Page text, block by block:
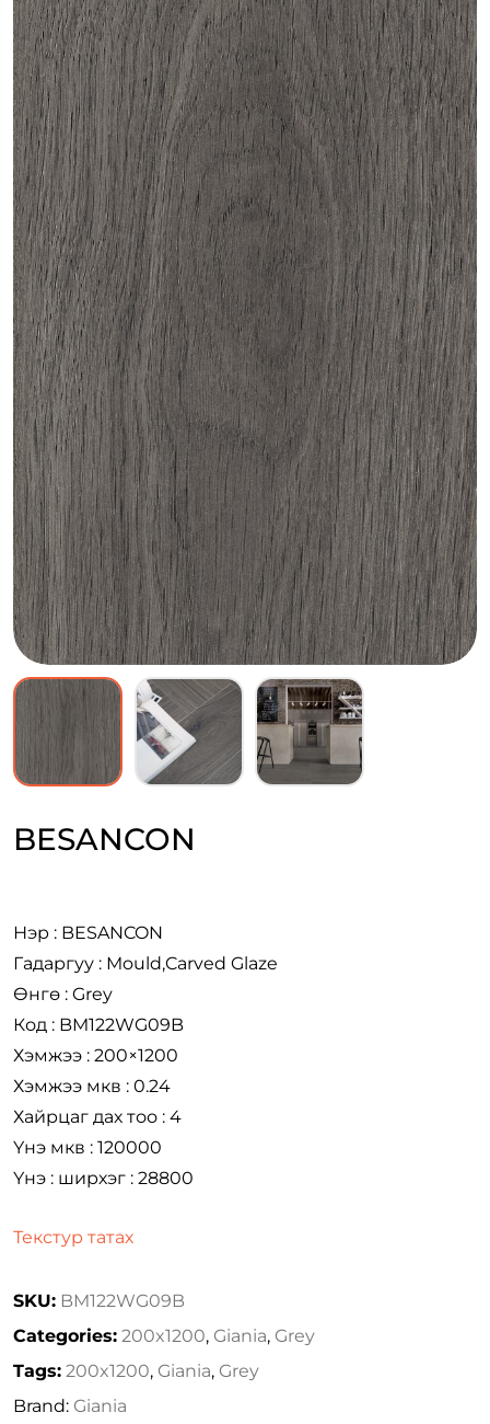
BESANCON
Нэр : BESANCON
Гадаргуу : Mould,Carved Glaze
Өнгө : Grey
Код : BM122WG09B
Хэмжээ : 200×1200
Хэмжээ мкв : 0.24
Хайрцаг дах тоо : 4
Үнэ мкв : 120000
Үнэ : ширхэг : 28800
Текстур татах
SKU: BM122WG09B
Categories: 200x1200, Giania, Grey
Tags: 200x1200, Giania, Grey
Brand: Giania